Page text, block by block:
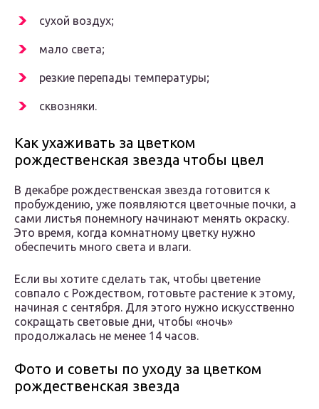
сухой воздух;
мало света;
резкие перепады температуры;
сквозняки.
Как ухаживать за цветком
рождественская звезда чтобы цвел
В декабре рождественская звезда готовится к
пробуждению, уже появляются цветочные почки, а
сами листья понемногу начинают менять окраску.
Это время, когда комнатному цветку нужно
обеспечить много света и влаги.
Если вы хотите сделать так, чтобы цветение
совпало с Рождеством, готовьте растение к этому,
начиная с сентября. Для этого нужно искусственно
сокращать световые дни, чтобы «ночь»
продолжалась не менее 14 часов.
Фото и советы по уходу за цветком
рождественская звезда